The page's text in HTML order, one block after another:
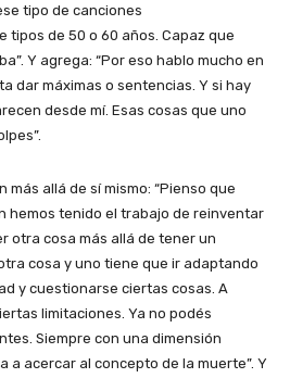
tipo de canciones
de 50 o 60 años. Capaz que
Y agrega: “Por eso hablo mucho en
dar máximas o sentencias. Y si hay
desde mí. Esas cosas que uno
allá de sí mismo: “Pienso que
hemos tenido el trabajo de reinventar
otra cosa más allá de tener un
cosa y uno tiene que ir adaptando
y cuestionarse ciertas cosas. A
limitaciones. Ya no podés
Siempre con una dimensión
a acercar al concepto de la muerte”. Y